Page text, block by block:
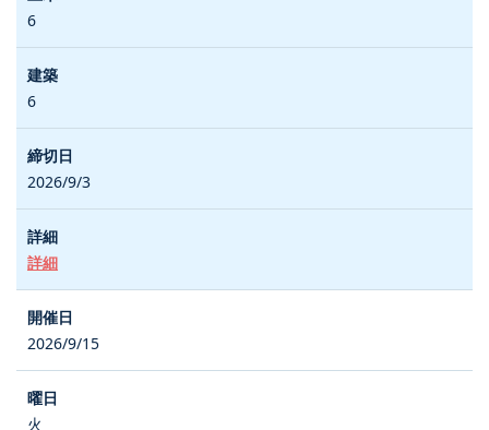
6
6
2026/9/3
詳細
2026/9/15
火